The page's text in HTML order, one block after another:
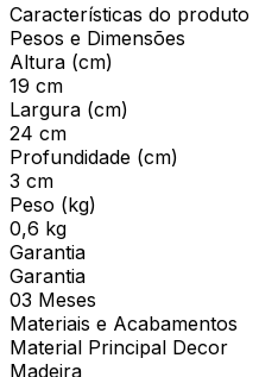
Características do produto
Pesos e Dimensões
Altura (cm)
19 cm
Largura (cm)
24 cm
Profundidade (cm)
3 cm
Peso (kg)
0,6 kg
Garantia
Garantia
03 Meses
Materiais e Acabamentos
Material Principal Decor
Madeira